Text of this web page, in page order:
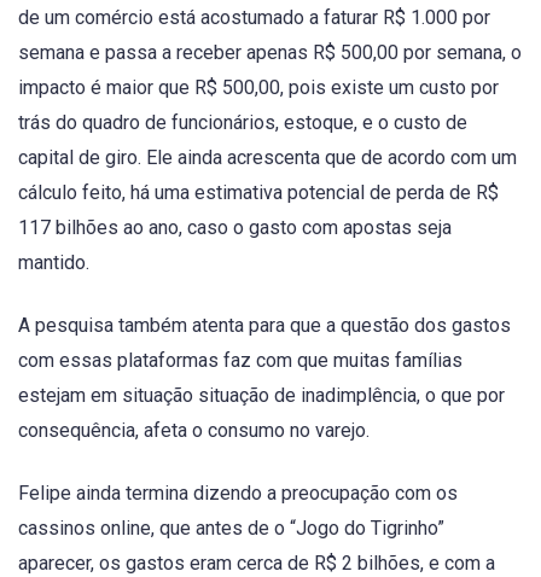
de um comércio está acostumado a faturar R$ 1.000 por
semana e passa a receber apenas R$ 500,00 por semana, o
impacto é maior que R$ 500,00, pois existe um custo por
trás do quadro de funcionários, estoque, e o custo de
capital de giro. Ele ainda acrescenta que de acordo com um
cálculo feito, há uma estimativa potencial de perda de R$
117 bilhões ao ano, caso o gasto com apostas seja
mantido.
A pesquisa também atenta para que a questão dos gastos
com essas plataformas faz com que muitas famílias
estejam em situação situação de inadimplência, o que por
consequência, afeta o consumo no varejo.
Felipe ainda termina dizendo a preocupação com os
cassinos online, que antes de o “Jogo do Tigrinho”
aparecer, os gastos eram cerca de R$ 2 bilhões, e com a